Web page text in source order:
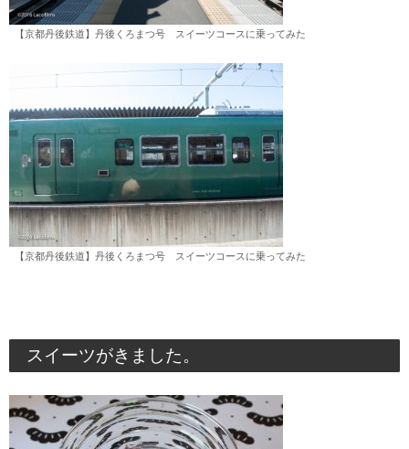
【京都丹後鉄道】丹後くろまつ号 スイーツコースに乗ってみた
【京都丹後鉄道】丹後くろまつ号 スイーツコースに乗ってみた
スイーツがきました。